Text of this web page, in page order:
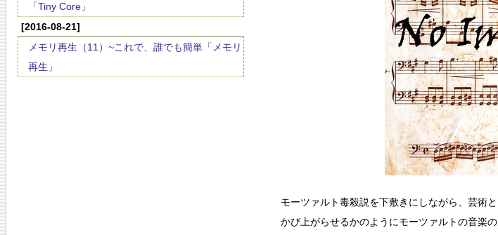
「Tiny Core」
[2016-08-21]
メモリ再生（11）~これで、誰でも簡単「メモリ
再生」
モーツァルト毒殺説を下敷きにしながら、芸術
かび上がらせるかのようにモーツァルトの音楽